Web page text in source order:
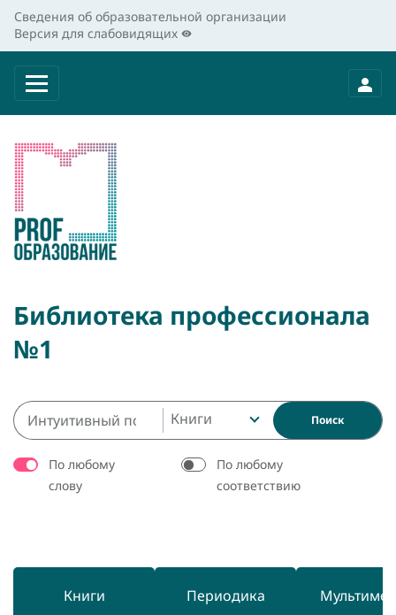
Сведения об образовательной организации
Версия для слабовидящих
Библиотека профессионала
№1
Книги Поиск
По любому
слову
По любому
соответствию
Книги Периодика